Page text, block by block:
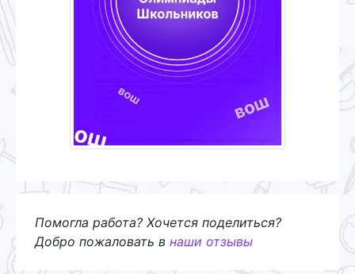
Помогла работа? Хочется поделиться?
Добро пожаловать в наши отзывы